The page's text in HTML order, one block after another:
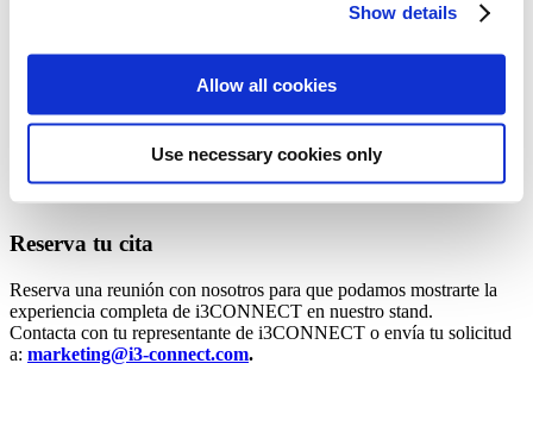
Show details
Allow all cookies
Use necessary cookies only
: Pantalla táctil con Android 14 y
i3CONNECT Motion: Cubos ligeros que aportan
flexibilidad y fomentan la participación activa en cada clase.
i3CONNECT Studio & i3CONNECT Cortex: Nuestra
interfaz intuitiva y la plataforma de gestión remota para un
control más inteligente del aula.
Reserva tu cita
Reserva una reunión con nosotros para que podamos mostrarte la
experiencia completa de i3CONNECT en nuestro stand.
Contacta con tu representante de i3CONNECT o envía tu solicitud
a: marketing@i3-connect.com.